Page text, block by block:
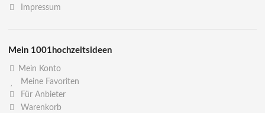
Impressum
Mein 1001hochzeitsideen
Mein Konto
Meine Favoriten
Für Anbieter
Warenkorb